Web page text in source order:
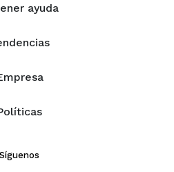
ayuda
Síguenos